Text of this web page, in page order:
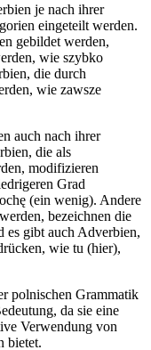
je nach ihrer
eingeteilt werden.
gebildet werden,
wie szybko
die durch
wie zawsze
auch nach ihrer
die als
modifizieren
Grad
(ein wenig). Andere
bezeichnen die
es gibt auch Adverbien,
wie tu (hier),
polnischen Grammatik
da sie eine
Verwendung von
bietet.